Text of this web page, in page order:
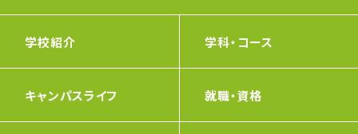
学校紹介 学科・コース
キャンパスライフ 就職・資格